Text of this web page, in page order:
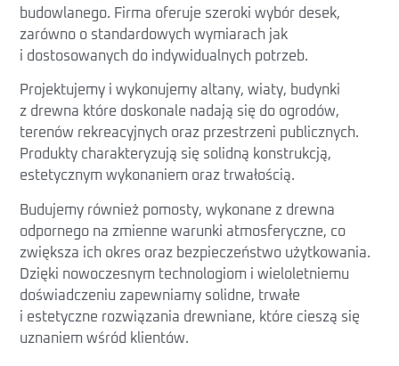
budowlanego. Firma oferuje szeroki wybór desek,
zarówno o standardowych wymiarach jak
i dostosowanych do indywidualnych potrzeb.
Projektujemy i wykonujemy altany, wiaty, budynki
z drewna które doskonale nadają się do ogrodów,
terenów rekreacyjnych oraz przestrzeni publicznych.
Produkty charakteryzują się solidną konstrukcją,
estetycznym wykonaniem oraz trwałością.
Budujemy również pomosty, wykonane z drewna
odpornego na zmienne warunki atmosferyczne, co
zwiększa ich okres oraz bezpieczeństwo użytkowania.
Dzięki nowoczesnym technologiom i wieloletniemu
doświadczeniu zapewniamy solidne, trwałe
i estetyczne rozwiązania drewniane, które cieszą się
uznaniem wśród klientów.